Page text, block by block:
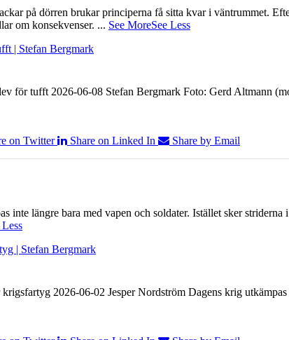
på dörren brukar principerna få sitta kvar i väntrummet.
om konsekvenser. ... See MoreSee Less
| Stefan Bergmark
för tufft 2026-06-08 Stefan Bergmark Foto: Gerd Altmann
on Twitter Share on Linked In Share by Email
inte längre bara med vapen och soldater. Istället sker
Less
| Stefan Bergmark
2026-06-02 Jesper Nordström Dagens krig